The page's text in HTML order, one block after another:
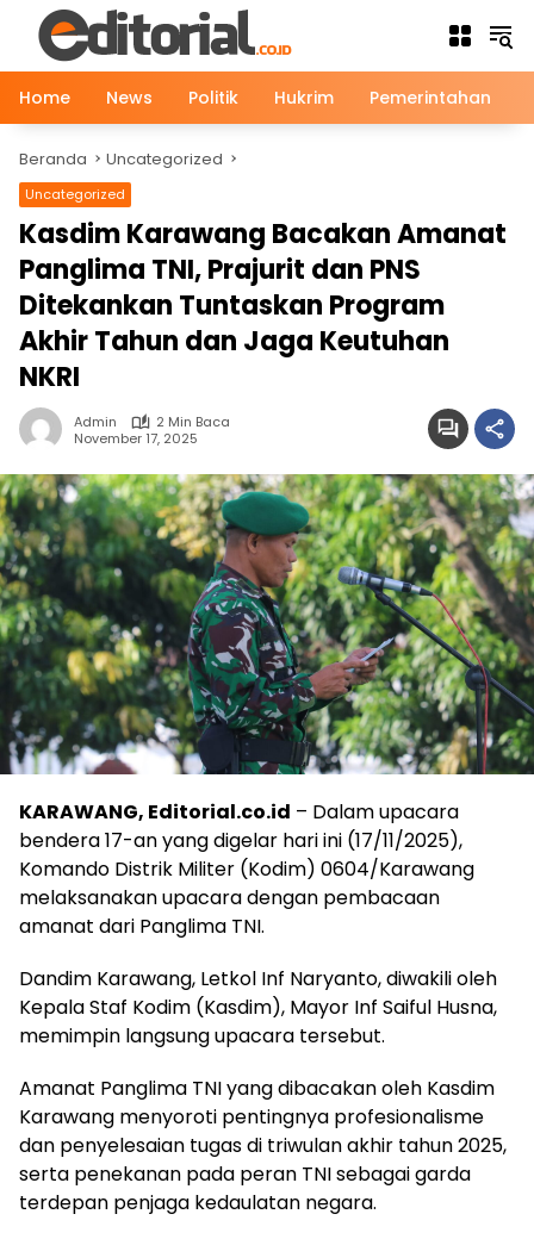
Langsung
konten
Home
News Politik Hukrim Pemerintahan
Beranda Uncategorized
Uncategorized
Kasdim Karawang Bacakan Amanat
Panglima TNI, Prajurit dan PNS
Ditekankan Tuntaskan Program
Akhir Tahun dan Jaga Keutuhan
NKRI
Admin
2 Min Baca
November 17, 2025
KARAWANG, Editorial.co.id – Dalam upacara
bendera 17-an yang digelar hari ini (17/11/2025),
Komando Distrik Militer (Kodim) 0604/Karawang
melaksanakan upacara dengan pembacaan
amanat dari Panglima TNI.
Dandim Karawang, Letkol Inf Naryanto, diwakili oleh
Kepala Staf Kodim (Kasdim), Mayor Inf Saiful Husna,
memimpin langsung upacara tersebut.
Amanat Panglima TNI yang dibacakan oleh Kasdim
Karawang menyoroti pentingnya profesionalisme
dan penyelesaian tugas di triwulan akhir tahun 2025,
serta penekanan pada peran TNI sebagai garda
terdepan penjaga kedaulatan negara.